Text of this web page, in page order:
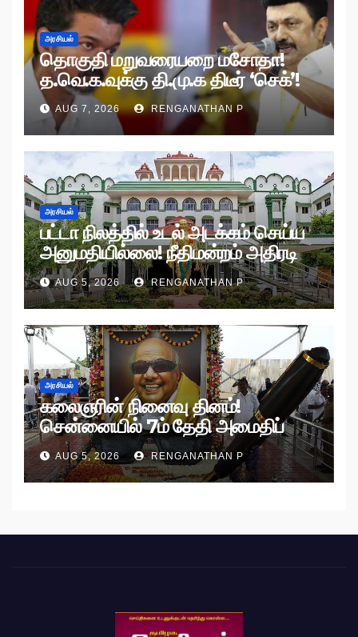
அரசியல்
தொகுதி மறுவரையறை மசோதா!
த.வெ.க.வுக்கு தி.மு.க திடீர் ‘செக்’!
AUG 7, 2026 RENGANATHAN P
அரசியல்
பட்டா நிலத்தில் உடல் அடக்கம் செய்ய
அனுமதியில்லை! நீதிமன்றம் அதிரடி
உத்தரவு!
AUG 5, 2026 RENGANATHAN P
அரசியல்
கலைஞரின் நினைவு தினம்!
சென்னையில் 7ம் தேதி அமைதிப்
பேரணி!
AUG 5, 2026 RENGANATHAN P